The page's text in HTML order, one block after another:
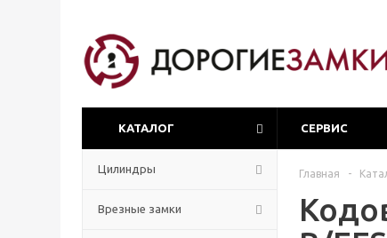
КАТАЛОГ СЕРВИС
Цилиндры
Врезные замки
Главная -